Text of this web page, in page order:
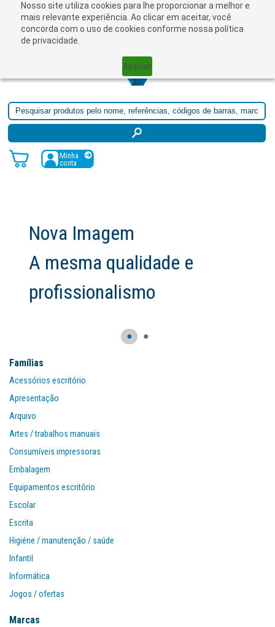
Nosso site utiliza cookies para lhe proporcionar a melhor e
mais relevante experiência. Ao clicar em aceitar, você
concorda com o uso de cookies conforme nossa política
de privacidade.
Aceitar
Minha
conta
Nova Imagem
A mesma qualidade e
profissionalismo
● ●
Famílias
Acessórios escritório
Apresentação
Arquivo
Artes / trabalhos manuais
Consumíveis impressoras
Embalagem
Equipamentos escritório
Escolar
Escrita
Higiéne / manutenção / saúde
Infantil
Informática
Jogos / ofertas
Marcas